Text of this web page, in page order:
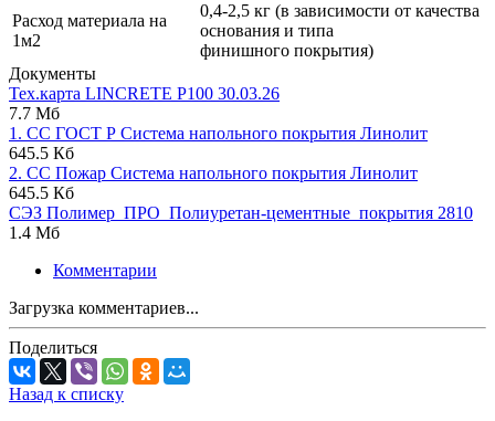
Расход материала на
1м2
0,4-2,5 кг (в зависимости от качества
основания и типа
финишного покрытия)
Документы
Тех.карта LINCRETE P100 30.03.26
7.7 Мб
1. СС ГОСТ Р Система напольного покрытия Линолит
645.5 Кб
2. СС Пожар Система напольного покрытия Линолит
645.5 Кб
СЭЗ Полимер_ПРО_Полиуретан-цементные_покрытия 2810
1.4 Мб
Комментарии
Загрузка комментариев...
Поделиться
Назад к списку